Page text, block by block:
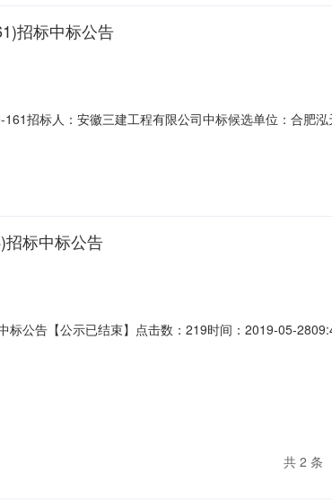
招标中标公告
招标人：安徽三建工程有限公司中标候选单位：合肥
招标中标公告
公告【公示已结束】点击数：219时间：2019-05-
任0551-62863058安徽三建工程有限公司2019-05-28
共 2 条